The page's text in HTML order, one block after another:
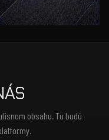
obsahu. Tu budú